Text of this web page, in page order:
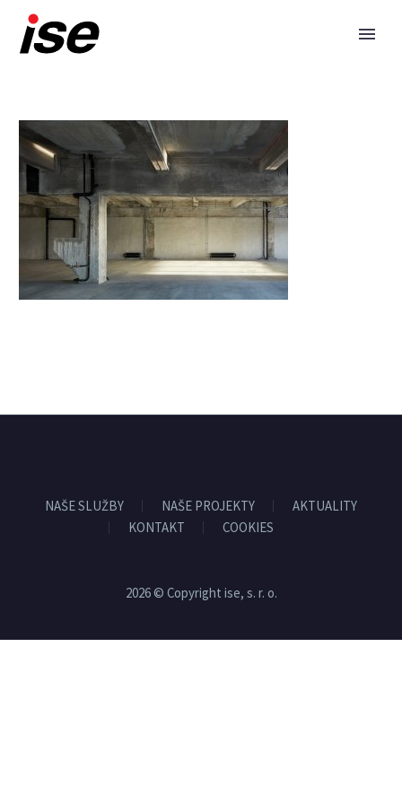
NAŠE SLUŽBY NAŠE PROJEKTY
AKTUALITY
KONTAKT
COOKIES
2026 © Copyright ise, s. r. o.